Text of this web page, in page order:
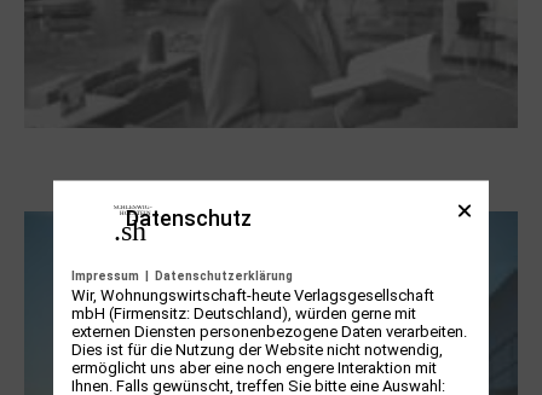
Steinen, Büchern und Himbeersaft
Datenschutz
Impressum | Datenschutzerklärung
Wir, Wohnungswirtschaft-heute Verlagsgesellschaft
mbH (Firmensitz: Deutschland), würden gerne mit
externen Diensten personenbezogene Daten verarbeiten.
Dies ist für die Nutzung der Website nicht notwendig,
ermöglicht uns aber eine noch engere Interaktion mit
Ihnen. Falls gewünscht, treffen Sie bitte eine Auswahl: